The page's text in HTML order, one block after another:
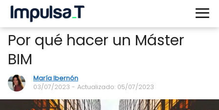
Por qué hacer un Máster
BIM
María Ibernón
03/07/2023 - Actualizado: 05/07/2023